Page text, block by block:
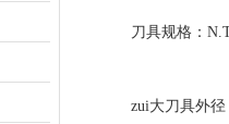
刀具规格：
zui大刀具外径